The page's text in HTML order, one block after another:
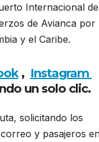
Internacional de
de Avianca por
y el Caribe.
, Instagram
un solo clic.
solicitando los
y pasajeros